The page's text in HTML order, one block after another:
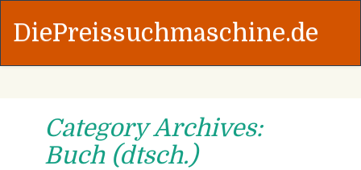
DiePreissuchmaschine.de
Category Archives:
Buch (dtsch.)